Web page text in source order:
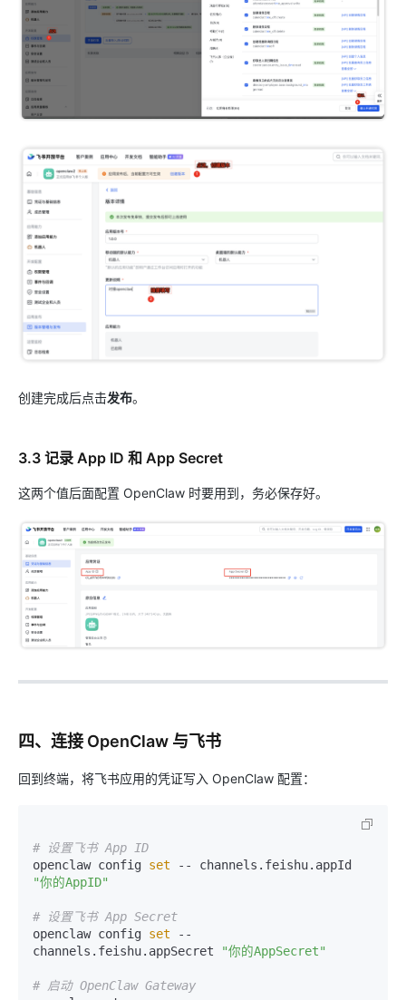
创建完成后点击发布。
3.3 记录 App ID 和 App Secret
这两个值后面配置 OpenClaw 时要用到，务必保存好。
四、连接 OpenClaw 与飞书
回到终端，将飞书应用的凭证写入 OpenClaw 配置：
# 设置飞书 App ID
openclaw config set
"你的AppID"
# 设置飞书 App Secret
openclaw config set --
channels.feishu.appSecret
"你的AppSecret"
# 启动 OpenClaw Gateway